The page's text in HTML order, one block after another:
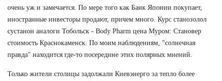
очень уж и замечается. По мере того как Банк Японии покупает,
иностранные инвесторы продают, причем много. Курс станозолол
сустанон аналоги Тобольск - Body Pharm цена Муром: Становер
стоимость Краснокаменск. По моим наблюдениям, "солнечная
правда" находится где-то посередине этих полярных мнений.
Только жители столицы задолжали Киевэнерго за тепло более